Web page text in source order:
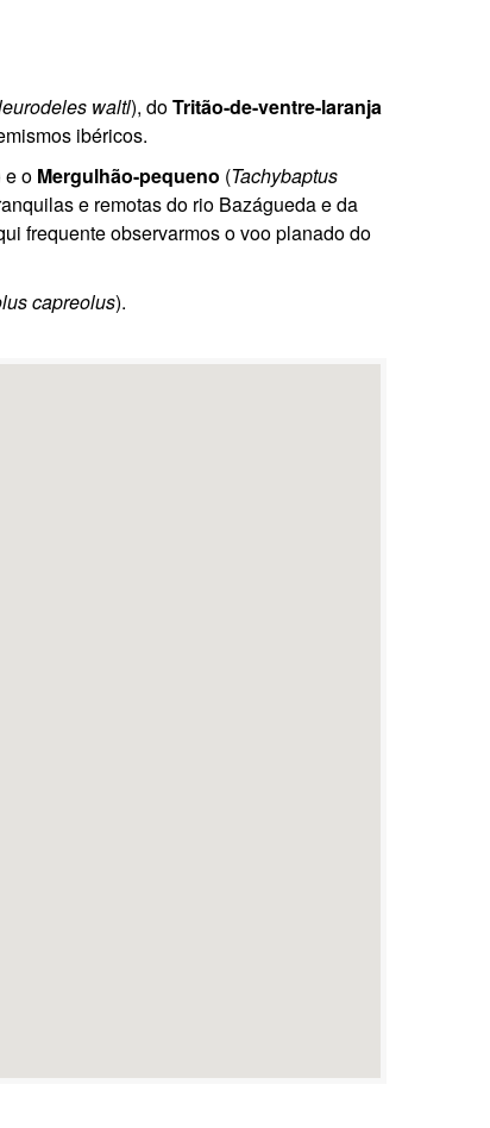
waltl), doTritão-de-ventre-laranja
ibéricos.
e o Mergulhão-pequeno (Tachybaptus
e remotas do rio Bazágueda e da
frequente observarmos o voo planado do
capreolus).